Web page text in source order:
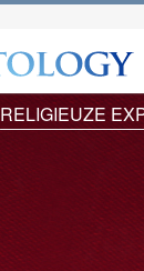
RELIGIEUZE